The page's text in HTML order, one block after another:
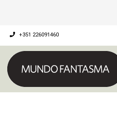
+351 226091460